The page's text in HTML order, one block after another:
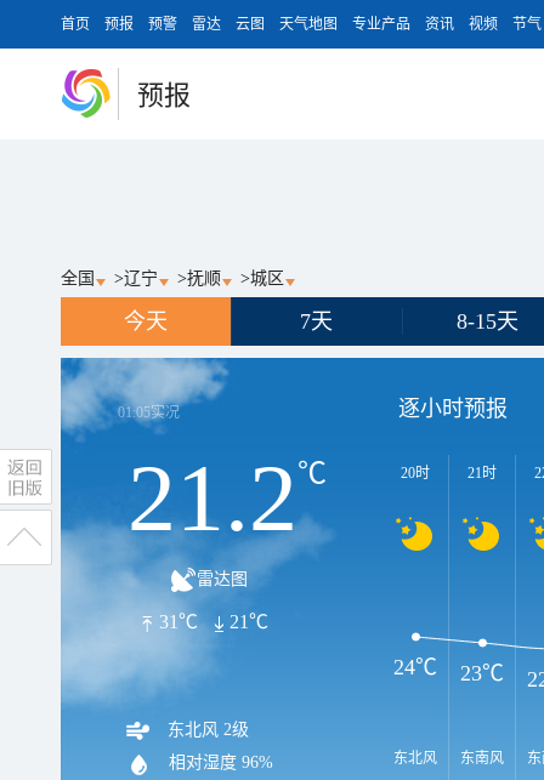
首页 预报 预警 雷达 云图 天气地图 专业产品 资讯 视频 节气
预报
全国 >辽宁 >抚顺 >城区
今天 7天 8-15天
01:05实况
21.2℃
雷达图
31℃ 21℃
东北风 2级
相对湿度 96%
逐小时预报
20时
东北风
21时
东南风
24℃ 23℃